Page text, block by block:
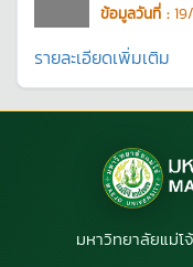
ข้อมูลวันที่ :
รายละเอียดเพิ่มเติม
มหาวิทยาลัยแม่โ